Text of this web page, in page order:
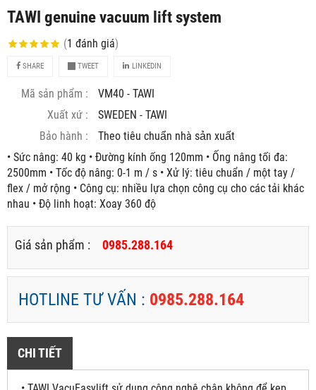
TAWI genuine vacuum lift system
(1 đánh giá)
SHARE TWEET LINKEDIN
Mã sản phẩm :
VM40 - TAWI
Xuất xứ :
SWEDEN - TAWI
Bảo hành :
Theo tiêu chuẩn nhà sản xuất
• Sức nâng: 40 kg • Đường kính ống 120mm • Ống nâng tối đa:
2500mm • Tốc độ nâng: 0-1 m / s • Xử lý: tiêu chuẩn / một tay /
flex / mở rộng • Công cụ: nhiều lựa chọn công cụ cho các tải khác
nhau • Độ linh hoạt: Xoay 360 độ
Giá sản phẩm : 0985.288.164
HOTLINE TƯ VẤN : 0985.288.164
CHI TIẾT